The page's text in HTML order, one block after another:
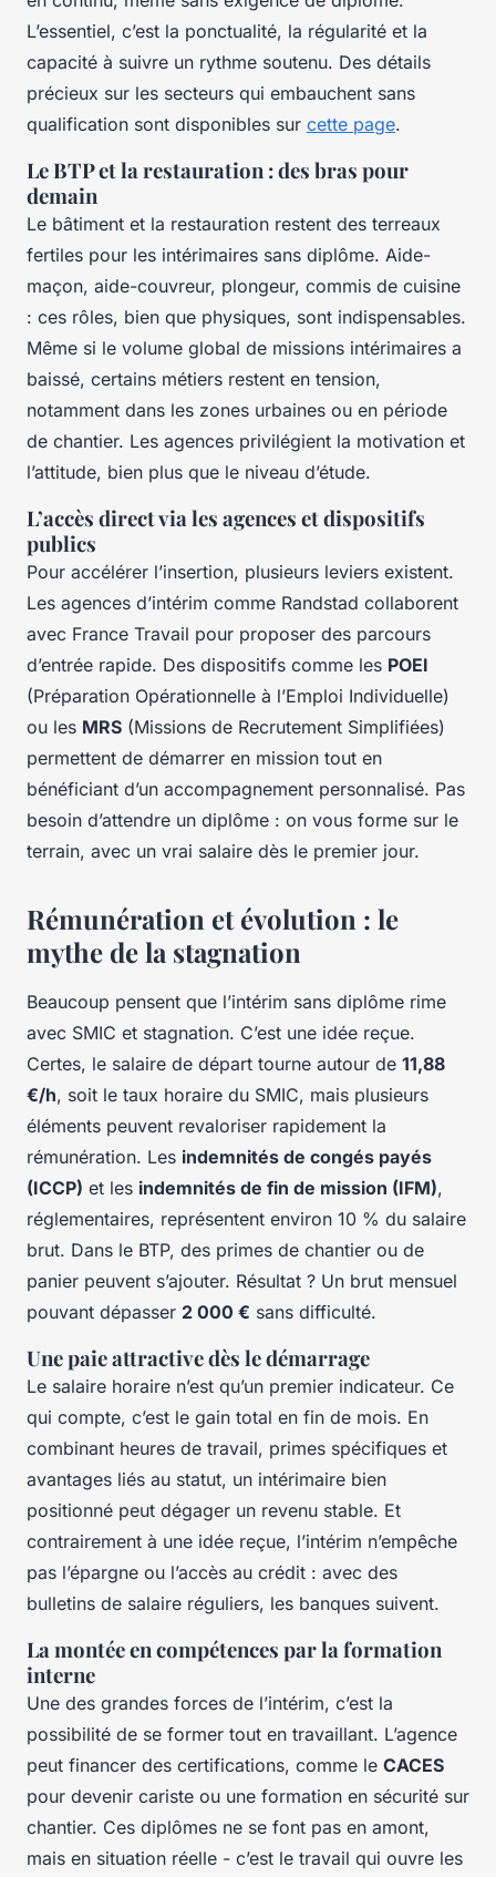
L’essentiel, c’est la ponctualité, la régularité et la
capacité à suivre un rythme soutenu. Des détails
précieux sur les secteurs qui embauchent sans
qualification sont disponibles sur cette page.
Le BTP et la restauration : des bras pour
demain
Le bâtiment et la restauration restent des terreaux
fertiles pour les intérimaires sans diplôme. Aide-
maçon, aide-couvreur, plongeur, commis de cuisine
: ces rôles, bien que physiques, sont indispensables.
Même si le volume global de missions intérimaires a
baissé, certains métiers restent en tension,
notamment dans les zones urbaines ou en période
de chantier. Les agences privilégient la motivation et
l’attitude, bien plus que le niveau d’étude.
L’accès direct via les agences et dispositifs
publics
Pour accélérer l’insertion, plusieurs leviers existent.
Les agences d’intérim comme Randstad collaborent
avec France Travail pour proposer des parcours
d’entrée rapide. Des dispositifs comme les POEI
(Préparation Opérationnelle à l’Emploi Individuelle)
ou les MRS (Missions de Recrutement Simplifiées)
permettent de démarrer en mission tout en
bénéficiant d’un accompagnement personnalisé. Pas
besoin d’attendre un diplôme : on vous forme sur le
terrain, avec un vrai salaire dès le premier jour.
Rémunération et évolution : le
mythe de la stagnation
Beaucoup pensent que l’intérim sans diplôme rime
avec SMIC et stagnation. C’est une idée reçue.
Certes, le salaire de départ tourne autour de 11,88
€/h, soit le taux horaire du SMIC, mais plusieurs
éléments peuvent revaloriser rapidement la
rémunération. Les indemnités de congés payés
(ICCP) et les indemnités de fin de mission (IFM),
réglementaires, représentent environ 10 % du salaire
brut. Dans le BTP, des primes de chantier ou de
panier peuvent s’ajouter. Résultat ? Un brut mensuel
pouvant dépasser 2 000 € sans difficulté.
Une paie attractive dès le démarrage
Le salaire horaire n’est qu’un premier indicateur. Ce
qui compte, c’est le gain total en fin de mois. En
combinant heures de travail, primes spécifiques et
avantages liés au statut, un intérimaire bien
positionné peut dégager un revenu stable. Et
contrairement à une idée reçue, l’intérim n’empêche
pas l’épargne ou l’accès au crédit : avec des
bulletins de salaire réguliers, les banques suivent.
La montée en compétences par la formation
interne
Une des grandes forces de l’intérim, c’est la
possibilité de se former tout en travaillant. L’agence
peut financer des certifications, comme le CACES
pour devenir cariste ou une formation en sécurité sur
chantier. Ces diplômes ne se font pas en amont,
mais en situation réelle - c’est le travail qui ouvre les